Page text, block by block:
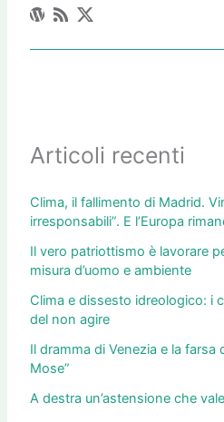
Articoli recenti
Clima, il fallimento di Madrid.
irresponsabili”. E l’Europa
Il vero patriottismo è lavorare
misura d’uomo e ambiente
Clima e dissesto idreologico: i
del non agire
Il dramma di Venezia e la farsa
Mose”
A destra un’astensione che